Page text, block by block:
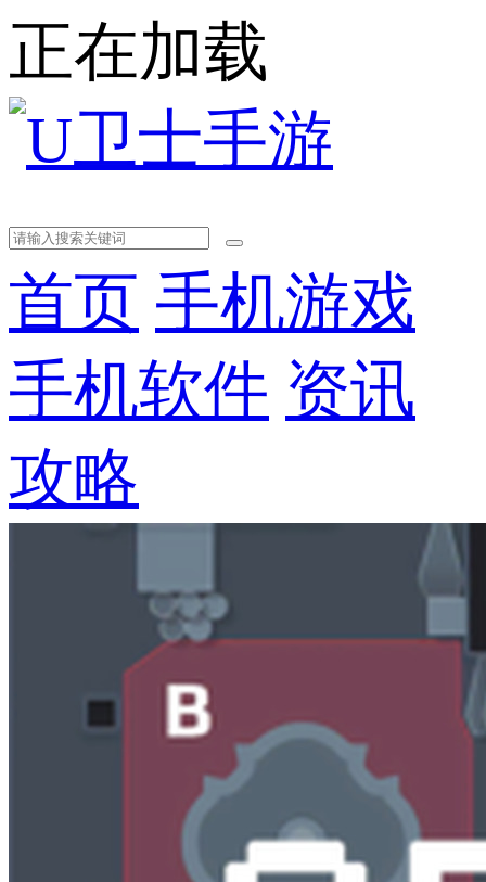
正在加载
首页 手机游戏
手机软件 资讯
攻略